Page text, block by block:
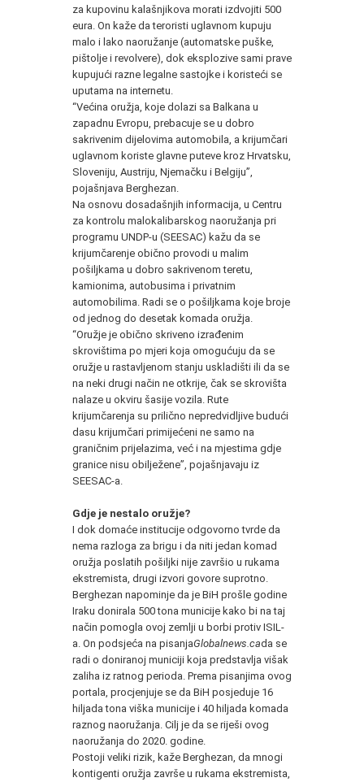
za kupovinu kalašnjikova morati izdvojiti 500
eura. On kaže da teroristi uglavnom kupuju
malo i lako naoružanje (automatske puške,
pištolje i revolvere), dok eksplozive sami prave
kupujući razne legalne sastojke i koristeći se
uputama na internetu.
“Većina oružja, koje dolazi sa Balkana u
zapadnu Evropu, prebacuje se u dobro
sakrivenim dijelovima automobila, a krijumčari
uglavnom koriste glavne puteve kroz Hrvatsku,
Sloveniju, Austriju, Njemačku i Belgiju”,
pojašnjava Berghezan.
Na osnovu dosadašnjih informacija, u Centru
za kontrolu malokalibarskog naoružanja pri
programu UNDP-u (SEESAC) kažu da se
krijumčarenje obično provodi u malim
pošiljkama u dobro sakrivenom teretu,
kamionima, autobusima i privatnim
automobilima. Radi se o pošiljkama koje broje
od jednog do desetak komada oružja.
“Oružje je obično skriveno izrađenim
skrovištima po mjeri koja omogućuju da se
oružje u rastavljenom stanju uskladišti ili da se
na neki drugi način ne otkrije, čak se skrovišta
nalaze u okviru šasije vozila. Rute
krijumčarenja su prilično nepredvidljive budući
dasu krijumčari primijećeni ne samo na
graničnim prijelazima, već i na mjestima gdje
granice nisu obilježene”, pojašnjavaju iz
SEESAC-a.
Gdje je nestalo oružje?
I dok domaće institucije odgovorno tvrde da
nema razloga za brigu i da niti jedan komad
oružja poslatih pošiljki nije završio u rukama
ekstremista, drugi izvori govore suprotno.
Berghezan napominje da je BiH prošle godine
Iraku donirala 500 tona municije kako bi na taj
način pomogla ovoj zemlji u borbi protiv ISIL-
a. On podsjeća na pisanjaGlobalnews.cada se
radi o doniranoj municiji koja predstavlja višak
zaliha iz ratnog perioda. Prema pisanjima ovog
portala, procjenjuje se da BiH posjeduje 16
hiljada tona viška municije i 40 hiljada komada
raznog naoružanja. Cilj je da se riješi ovog
naoružanja do 2020. godine.
Postoji veliki rizik, kaže Berghezan, da mnogi
kontigenti oružja završe u rukama ekstremista,